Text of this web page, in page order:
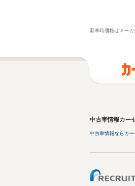
新車時価格はメー
中古車情報カー
中古車情報ならカー